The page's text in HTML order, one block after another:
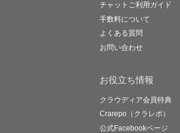
チャットご利用ガイド
手数料について
よくある質問
お問い合わせ
お役立ち情報
クラウディア会員特典
Crarepo（クラレポ）
公式Facebookページ